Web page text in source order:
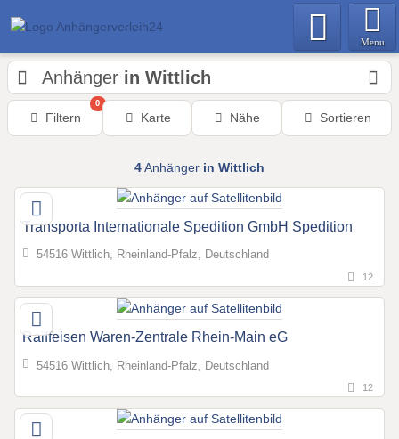
Menu
Anhänger in Wittlich
Filtern
0
Karte Nähe Sortieren
4Anhänger in Wittlich
Transporta Internationale Spedition GmbH Spedition
54516 Wittlich, Rheinland-Pfalz, Deutschland
12
Raiffeisen Waren-Zentrale Rhein-Main eG
54516 Wittlich, Rheinland-Pfalz, Deutschland
12